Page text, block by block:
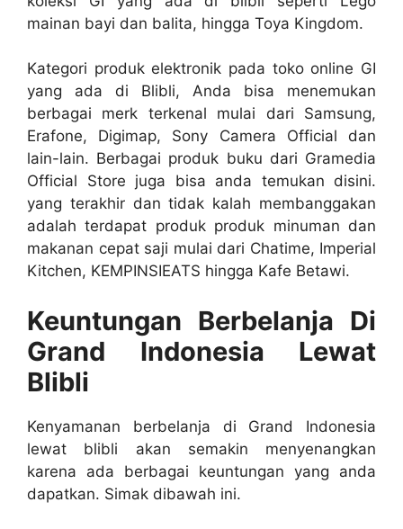
mainan bayi dan balita, hingga Toya Kingdom.
Kategori produk elektronik pada toko online GI
yang ada di Blibli, Anda bisa menemukan
berbagai merk terkenal mulai dari Samsung,
Erafone, Digimap, Sony Camera Official dan
lain-lain. Berbagai produk buku dari Gramedia
Official Store juga bisa anda temukan disini.
yang terakhir dan tidak kalah membanggakan
adalah terdapat produk produk minuman dan
makanan cepat saji mulai dari Chatime, Imperial
Kitchen, KEMPINSIEATS hingga Kafe Betawi.
Keuntungan Berbelanja Di
Grand Indonesia Lewat
Blibli
Kenyamanan berbelanja di Grand Indonesia
lewat blibli akan semakin menyenangkan
karena ada berbagai keuntungan yang anda
dapatkan. Simak dibawah ini.